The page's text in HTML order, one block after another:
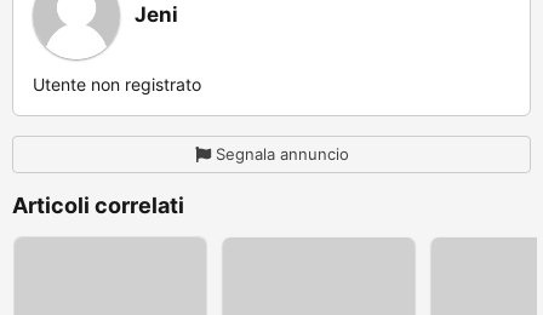
Jeni
Utente non registrato
Segnala annuncio
Articoli correlati